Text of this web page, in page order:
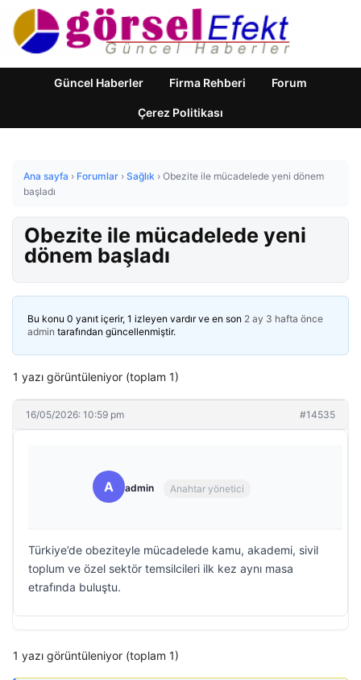
Güncel Haberler Firma Rehberi Forum
Çerez Politikası
Ana sayfa › Forumlar › Sağlık › Obezite ile mücadelede yeni dönem
başladı
Obezite ile mücadelede yeni
dönem başladı
Bu konu 0 yanıt içerir, 1 izleyen vardır ve en son 2 ay 3 hafta önce
admin tarafından güncellenmiştir.
1 yazı görüntüleniyor (toplam 1)
16/05/2026: 10:59 pm #14535
A admin Anahtar yönetici
Türkiye’de obeziteyle mücadelede kamu, akademi, sivil
toplum ve özel sektör temsilcileri ilk kez aynı masa
etrafında buluştu.
1 yazı görüntüleniyor (toplam 1)